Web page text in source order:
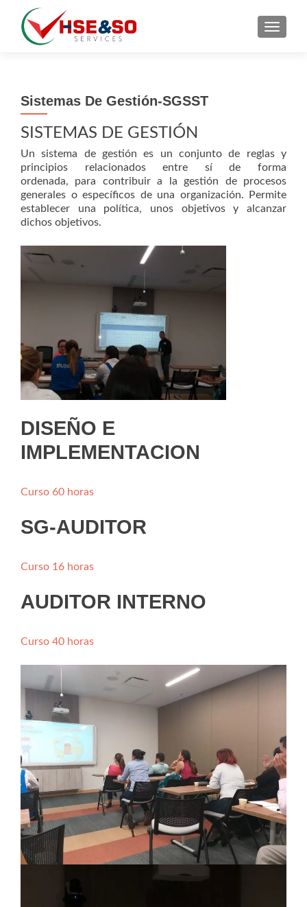
Sistemas De Gestión-SGSST
SISTEMAS DE GESTIÓN
Un sistema de gestión es un conjunto de reglas y
principios relacionados entre sí de forma
ordenada, para contribuir a la gestión de procesos
generales o específicos de una organización. Permite
establecer una política, unos objetivos y alcanzar
dichos objetivos.
DISEÑO E
IMPLEMENTACION
Curso 60 horas
SG-AUDITOR
Curso 16 horas
AUDITOR INTERNO
Curso 40 horas